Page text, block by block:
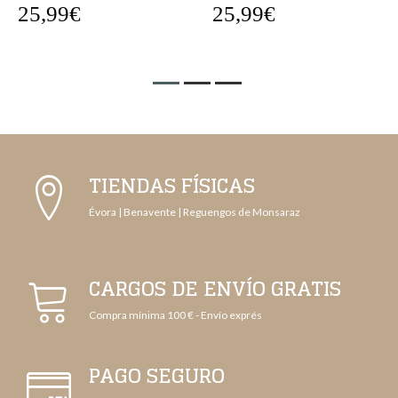
25,99€ 25,99€
TIENDAS FÍSICAS
Évora | Benavente | Reguengos de Monsaraz
CARGOS DE ENVÍO GRATIS
Compra mínima 100 € - Envío exprés
PAGO SEGURO